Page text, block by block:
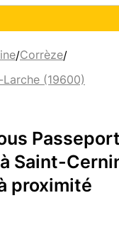
/Corrèze/
(19600)
Saint-
proximité